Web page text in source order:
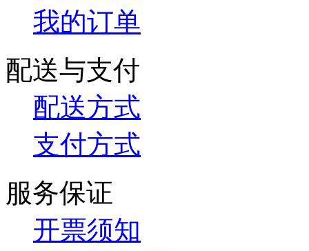
我的订单
配送与支付
配送方式
支付方式
服务保证
开票须知